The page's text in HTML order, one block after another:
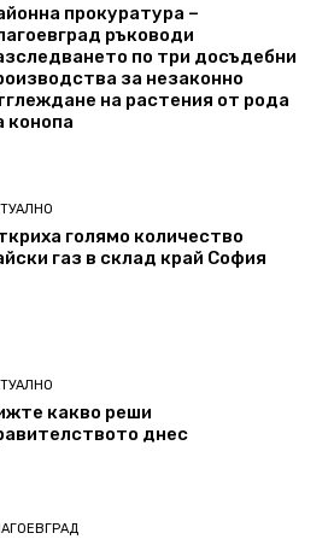
прокуратура –
ръководи
по три досъдебни
за незаконно
на растения от рода
конопа
голямо количество
газ в склад край София
какво реши
днес